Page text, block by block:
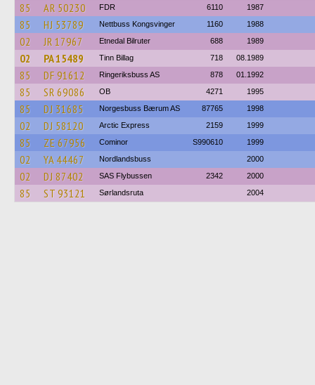
85 AR 50230 FDR 6110 1987
85 HJ 53789 Nettbuss Kongsvinger 1160 1988
02 JR 17967 Etnedal Bilruter 688 1989
02 PA 15489 Tinn Billag 718 08.1989
85 DF 91612 Ringeriksbuss AS 878 01.1992
85 SR 69086 OB 4271 1995
85 DJ 31685 Norgesbuss Bærum AS 87765 1998
02 DJ 58120 Arctic Express 2159 1999
85 ZE 67956 Cominor S990610 1999
02 YA 44467 Nordlandsbuss 2000
02 DJ 87402 SAS Flybussen 2342 2000
85 ST 93121 Sørlandsruta 2004